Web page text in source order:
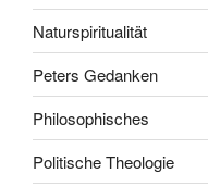
Naturspiritualität
Peters Gedanken
Philosophisches
Politische Theologie